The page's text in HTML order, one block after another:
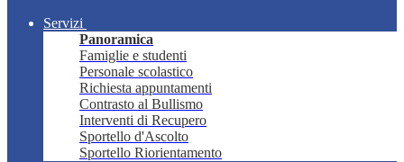
Servizi
Panoramica
Famiglie e studenti
Personale scolastico
Richiesta appuntamenti
Contrasto al Bullismo
Interventi di Recupero
Sportello d'Ascolto
Sportello Riorientamento